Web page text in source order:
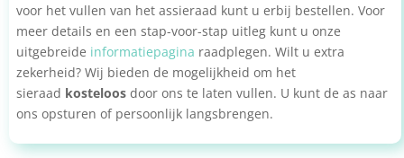
voor het vullen van het assieraad kunt u erbij bestellen. Voor
meer details en een stap-voor-stap uitleg kunt u onze
uitgebreide informatiepagina raadplegen. Wilt u extra
zekerheid? Wij bieden de mogelijkheid om het
sieraad kosteloos door ons te laten vullen. U kunt de as naar
ons opsturen of persoonlijk langsbrengen.